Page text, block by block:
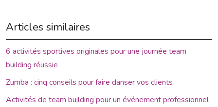
Articles similaires
6 activités sportives originales pour une journée team
building réussie
Zumba : cinq conseils pour faire danser vos clients
Activités de team building pour un événement professionnel